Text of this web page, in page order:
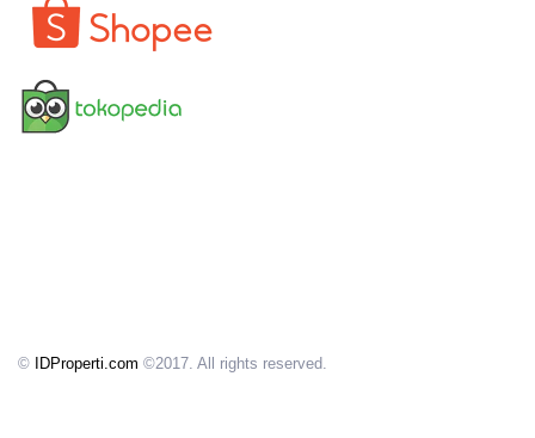
© IDProperti.com ©2017. All rights reserved.